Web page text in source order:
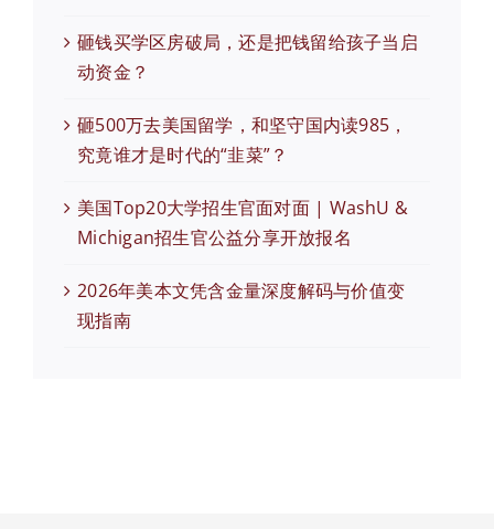
砸钱买学区房破局，还是把钱留给孩子当启
动资金？
砸500万去美国留学，和坚守国内读985，
究竟谁才是时代的“韭菜”？
美国Top20大学招生官面对面 | WashU &
Michigan招生官公益分享开放报名
2026年美本文凭含金量深度解码与价值变
现指南